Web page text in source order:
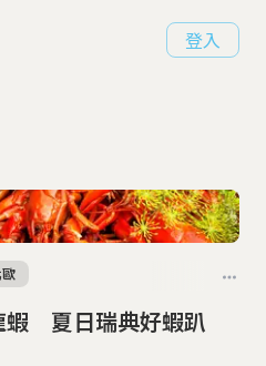
登入
蝦 夏日瑞典好蝦趴